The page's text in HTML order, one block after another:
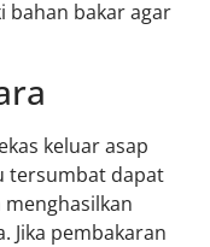
bahan bakar agar
keluar asap
tersumbat dapat
Jika pembakaran